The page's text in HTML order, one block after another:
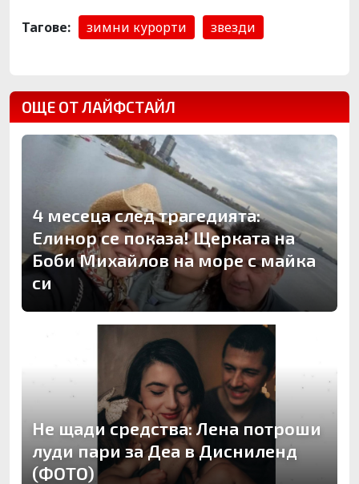
Тагове: зимни курорти звезди
ОЩЕ ОТ ЛАЙФСТАЙЛ
4 месеца след трагедията:
Елинор се показа! Щерката на
Боби Михайлов на море с майка
си
Не щади средства: Лена потроши
луди пари за Деа в Дисниленд
(ФОТО)